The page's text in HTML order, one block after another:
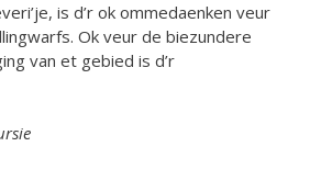
is d’r ok ommedaenken veur
Ok veur de biezundere
van et gebied is d’r